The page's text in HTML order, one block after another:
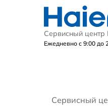
Сервисный центр
Ежедневно с 9:00 до
Сервисный